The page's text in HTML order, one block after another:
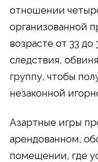
отношении
организованной
возрасте от 33
следствия,
группу, чтобы
незаконной
Азартные игры
арендованном,
помещении, где